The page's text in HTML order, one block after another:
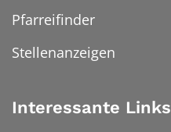
Pfarreifinder
Stellenanzeigen
Interessante Links